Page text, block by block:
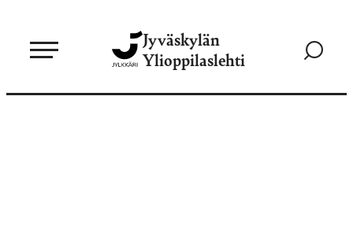
sisältöön
Jyväskylän
Ylioppilaslehti
Siirry